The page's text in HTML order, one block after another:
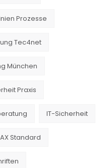
Prozesse
Tec4net
München
Praxis
IT-Sicherheit
Standard